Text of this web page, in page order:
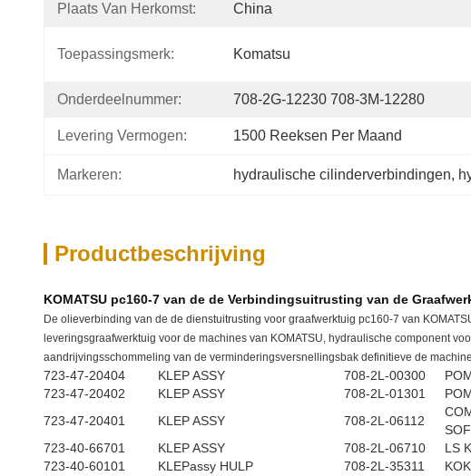
Plaats Van Herkomst: China
Toepassingsmerk: Komatsu
Onderdeelnummer: 708-2G-12230 708-3M-12280
Levering Vermogen: 1500 Reeksen Per Maand
Markeren: hydraulische cilinderverbindingen,
Productbeschrijving
KOMATSU pc160-7 van de de Verbindingsuitrusting van de
De olieverbinding van de de dienstuitrusting voor graafwerktuig pc160-7 van
leveringsgraafwerktuig voor de machines van KOMATSU, hydraulische component
aandrijvingsschommeling van de verminderingsversnellingsbak definitieve de
723-47-20404 KLEP ASSY 708-2L-00300
723-47-20402
KLEP ASSY 708-2L-01301
723-47-20401
KLEP ASSY 708-2L-06112
723-40-66701
KLEP ASSY 708-2L-06710
LS
723-40-60101
KLEPassy HULP 708-2L-35311